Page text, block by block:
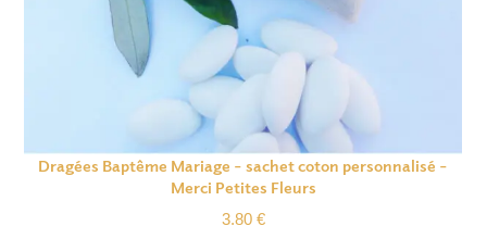
Dragées Baptême Mariage – sachet coton personnalisé –
Merci Petites Fleurs
3.80 €